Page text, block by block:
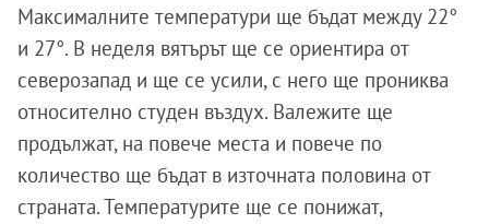
Максималните температури ще бъдат между 22°
и 27°. В неделя вятърът ще се ориентира от
северозапад и ще се усили, с него ще прониква
относително студен въздух. Валежите ще
продължат, на повече места и повече по
количество ще бъдат в източната половина от
страната. Температурите ще се понижат,